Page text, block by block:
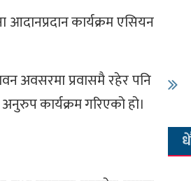
कार्यक्रम एसियन
अवसरमा प्रवासमै रहेर पनि
कार्यक्रम गरिएको हो।